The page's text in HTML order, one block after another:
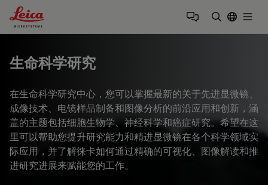
Leica Microsystems Logo
生命科学研究
在生命科学研究中心，您可以掌握最新的关于先进显微镜、
成像技术、电镜样品制备和图像分析的前沿应用和创新，涵
盖的主题包括细胞生物学、神经科学和癌症研究。希望在这
里可以帮助您提升研究能力和精进显微镜在各个科学领域实
际应用，并了解徕卡如何通过精确的可视化、图像解读和推
进研究进展来赋能您的工作。